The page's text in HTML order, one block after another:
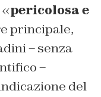
pericolosa e
principale,
– senza
–
del